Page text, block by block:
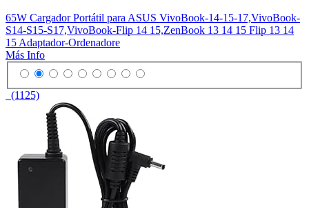
65W Cargador Portátil para ASUS VivoBook-14-15-17,VivoBook-
S14-S15-S17,VivoBook-Flip 14 15,ZenBook 13 14 15 Flip 13 14
15 Adaptador-Ordenadore
Más Info
(1125)